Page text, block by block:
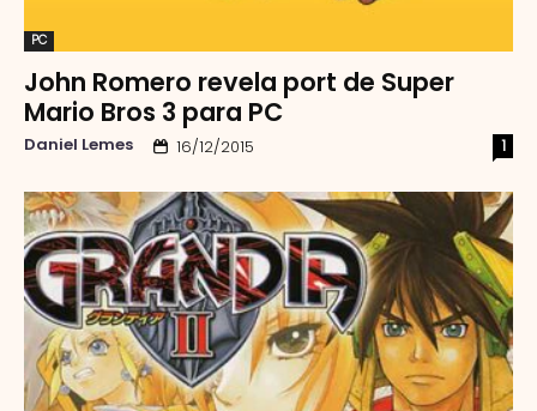
PC
John Romero revela port de Super
Mario Bros 3 para PC
Daniel Lemes 16/12/2015 1